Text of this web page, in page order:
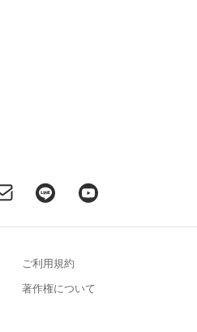
ご利用規約
著作権について